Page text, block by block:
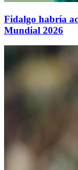
Fidalgo habría
Mundial 2026